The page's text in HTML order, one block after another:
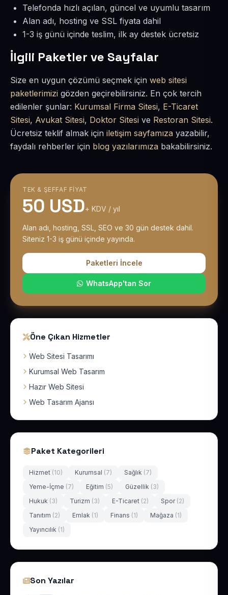
Telefonda hızlı açılan, güncel ve uyumlu tasarım
Alan adı, hosting ve SSL fiyata dahil
1-3 iş günü içinde teslim, ilk ay destek ücretsiz
İlgili Paketler ve Sayfalar
Size en uygun çözümü seçmek için web sitesi
paketlerimizi gözden geçirebilirsiniz. En çok tercih
edilenler şunlar: Kurumsal Firma Sitesi, E-Ticaret
Sitesi, Avukat Sitesi, Doktor Sitesi ve Restoran Sitesi.
Ücretsiz teklif almak için iletişim sayfamıza yazabilir,
faydalı rehberler için blog yazılarımıza bakabilirsiniz.
TEK & ŞEFFAF FIYAT
50 USD+ KDV / yıl
Alan adı, hosting, SSL, SEO ve 30 gün destek dahil.
Siteniz 1-3 iş günü içinde yayında.
Paketleri İncele
WhatsApp'tan Sor
Öne Çıkan Hizmetler
Web Sitesi Tasarımı
Kurumsal Web Tasarım
Hazır Web Sitesi
Web Tasarım Ajansı
Paket Kategorileri
Hizmet (10) Kurumsal (7) Sağlık (7)
Yeme-İçme (7) Eğitim (5) Güzellik (3)
Hukuk (3) Turizm (3) E-Ticaret (2) Spor (2)
Tanıtım (2) Emlak (1) Finans (1) Mağaza (1)
Yayıncılık (1)
Son Yazılar